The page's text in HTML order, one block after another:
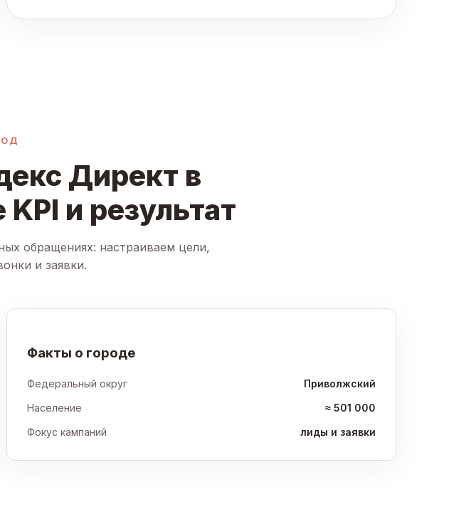
Директ в
и результат
обращениях: настраиваем цели,
и заявки.
Факты о городе
Федеральный округ
Приволжский
Население
≈ 501 000
Фокус кампаний
лиды и заявки